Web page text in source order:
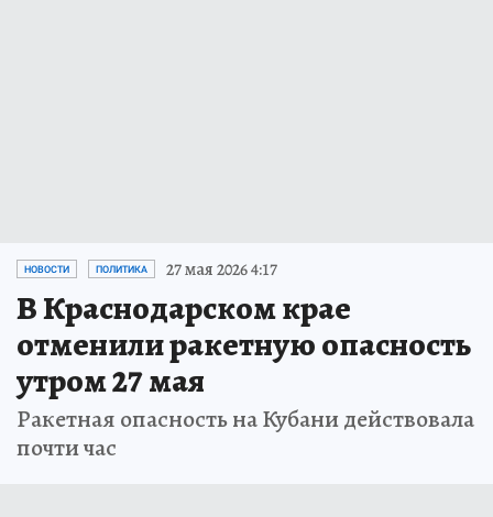
НОВОСТИ ПОЛИТИКА 27 мая 2026 4:17
В Краснодарском крае
отменили ракетную опасность
утром 27 мая
Ракетная опасность на Кубани действовала
почти час